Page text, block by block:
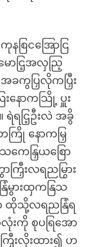
စြငအြောငြ
ောငြ့အလှညြ့
အခကွပြှလိုကပြှီး
နောကသြို့ ပှူး
ရဲရငြ့ဦးလဲ အခွိ
ကြို နောကမြှ
ကေနြှယစြော
ကြှီးလရညမြွား
မွားထှကနြသ
ာ ထိုသို့လရညနြံရ
းကို စုပရြအော
ြှီးလိုးထား၍ ဟ